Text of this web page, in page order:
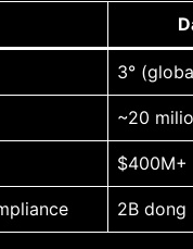
3°
~20
$400M+
2B dong